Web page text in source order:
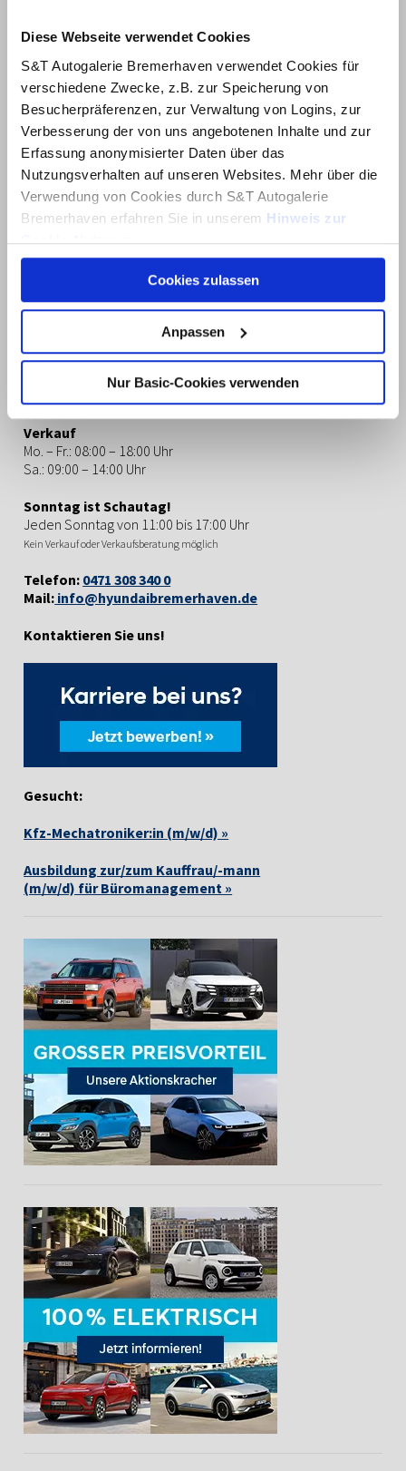
Diese Webseite verwendet Cookies
S&T Autogalerie Bremerhaven verwendet Cookies für
verschiedene Zwecke, z.B. zur Speicherung von
Besucherpräferenzen, zur Verwaltung von Logins, zur
Verbesserung der von uns angebotenen Inhalte und zur
Erfassung anonymisierter Daten über das
Nutzungsverhalten auf unseren Websites. Mehr über die
Verwendung von Cookies durch S&T Autogalerie
Bremerhaven erfahren Sie in unserem Hinweis zur
Cookie-Nutzung.
Über dieses Banner können Sie auswählen, welche
Cookies von dieser Website Sie akzeptieren möchten.
Bitte beachten Sie, dass die Deaktivierung von Cookies
dazu führen kann, dass einige Inhalte der Website anders
Computer oder Gerät ermöglicht es Ihnen
Cookies automatisch abzulehnen. Mehr Informationen
erhalten Sie in unsererDatenschutzerklärung
Cookies zulassen
Anpassen
Nur Basic-Cookies verwenden
Auszeichnung im Bereich
Beste Marktbearbeitung
und Verkaufszahlen
Werkstatt
Mo. – Fr.: 07:30 – 17:00 Uhr
Verkauf
Mo. – Fr.: 08:00 – 18:00 Uhr
Sa.: 09:00 – 14:00 Uhr
Sonntag ist Schautag!
Jeden Sonntag von 11:00 bis 17:00 Uhr
Kein Verkauf oder Verkaufsberatung möglich
Telefon: 0471 308 340 0
Mail: info@hyundaibremerhaven.de
Kontaktieren Sie uns!
Gesucht:
Kfz-Mechatroniker:in (m/w/d) »
Ausbildung zur/zum Kauffrau/-mann
(m/w/d) für Büromanagement »